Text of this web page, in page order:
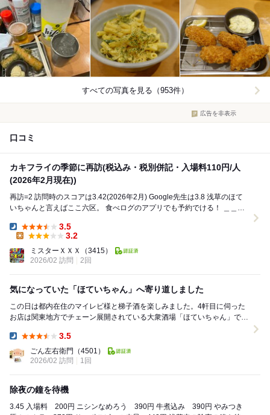
すべての写真を見る（953件）
広告を非表示
口コミ
カキフライの季節に再訪(税込み・税別併記・入場料110円/人
(2026年2月現在))
再訪=2 訪問時のスコアは3.42(2026年2月) Google先生は3.8 浅草のほて
いちゃんと言えばここ六区。 食べログのアプリでも予約でける！ ＿＿
Dinner:
3.5
3.2
ミスターＸＸＸ
（3415）
2026/02 訪問
2回
気になっていた「ほていちゃん」へ寄り道しました
この日は都内在住のマイレビ様と梯子酒を楽しみました。4軒目に伺った
お店は関東地方でチェーン展開されている大衆酒場「ほていちゃん」で
3.5
ごん左右衛門
（4501）
2026/02 訪問
1回
除夜の鐘を待機
3.45 入場料 200円 ニシンなめろう 390円 牛煮込み 390円 やみつき